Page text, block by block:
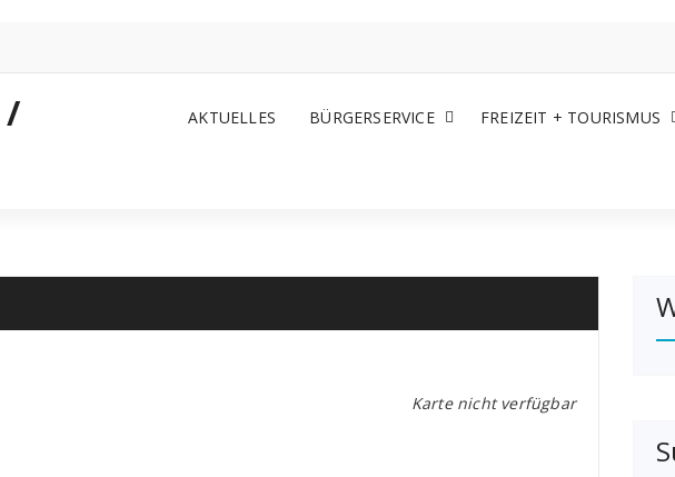
/
AKTUELLES BÜRGERSERVICE FREIZEIT + TOURISMUS
Karte nicht verfügbar